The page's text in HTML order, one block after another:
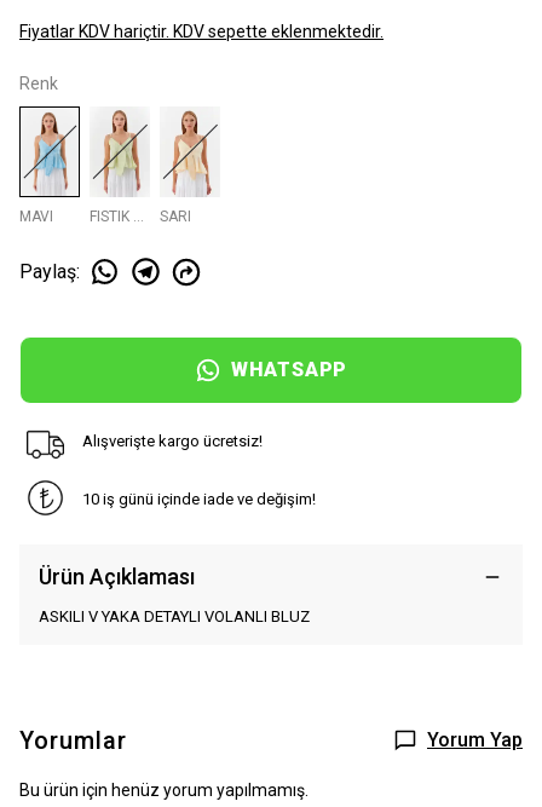
Fiyatlar KDV hariçtir. KDV sepette eklenmektedir.
Renk
MAVI FISTIK YESILI SARI
Paylaş:
WHATSAPP
Alışverişte kargo ücretsiz!
10 iş günü içinde iade ve değişim!
Ürün Açıklaması
ASKILI V YAKA DETAYLI VOLANLI BLUZ
Yorumlar Yorum Yap
Bu ürün için henüz yorum yapılmamış.